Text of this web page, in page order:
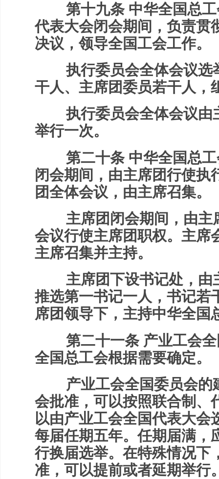
第十九条 中华全国总工
代表大会闭会期间，负责贯
决议，领导全国工会工作。
执行委员会全体会议选
干人、主席团委员若干人，
执行委员会全体会议由
举行一次。
第二十条 中华全国总工
闭会期间，由主席团行使执
团全体会议，由主席召集。
主席团闭会期间，由主
会议行使主席团职权。主席
主席召集并主持。
主席团下设书记处，由
推选第一书记一人，书记若
席团领导下，主持中华全国
第二十一条 产业工会全
全国总工会根据需要确定。
产业工会全国委员会的
会批准，可以按照联合制、
以由产业工会全国代表大会
每届任期五年。任期届满，
行换届选举。在特殊情况下
准，可以提前或者延期举行